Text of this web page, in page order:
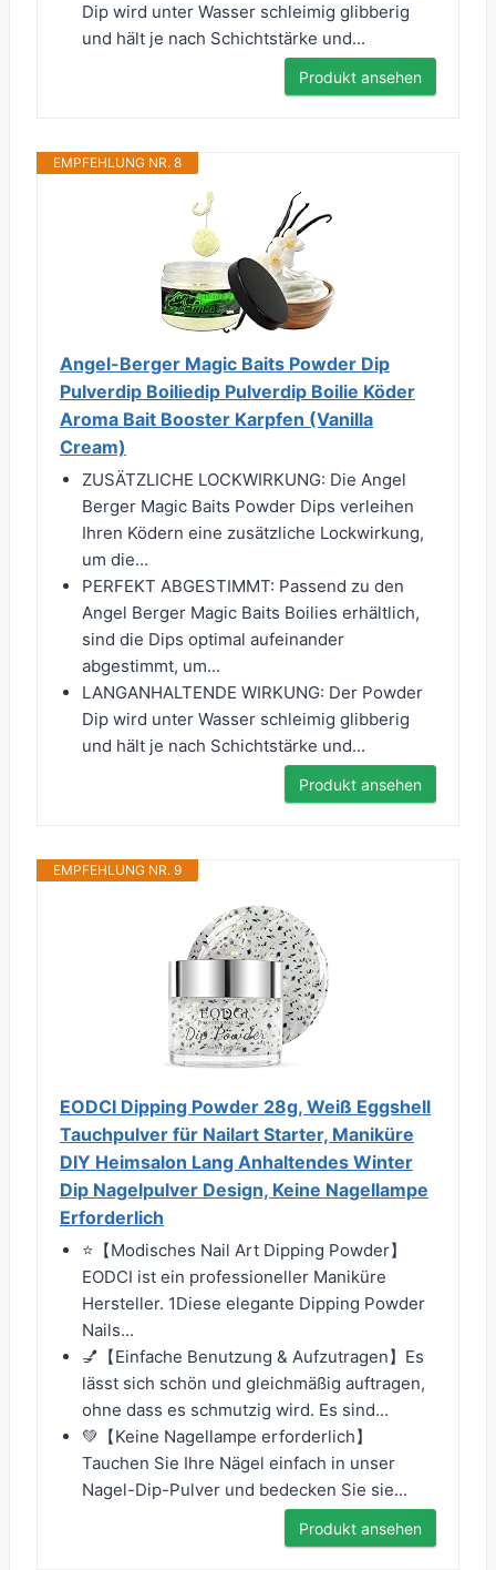
Dip wird unter Wasser schleimig glibberig
und hält je nach Schichtstärke und...
Produkt ansehen
EMPFEHLUNG NR. 8
Angel-Berger Magic Baits Powder Dip
Pulverdip Boiliedip Pulverdip Boilie Köder
Aroma Bait Booster Karpfen (Vanilla
Cream)
ZUSÄTZLICHE LOCKWIRKUNG: Die Angel
Berger Magic Baits Powder Dips verleihen
Ihren Ködern eine zusätzliche Lockwirkung,
um die...
PERFEKT ABGESTIMMT: Passend zu den
Angel Berger Magic Baits Boilies erhältlich,
sind die Dips optimal aufeinander
abgestimmt, um...
LANGANHALTENDE WIRKUNG: Der Powder
Dip wird unter Wasser schleimig glibberig
und hält je nach Schichtstärke und...
Produkt ansehen
EMPFEHLUNG NR. 9
EODCI Dipping Powder 28g, Weiß Eggshell
Tauchpulver für Nailart Starter, Maniküre
DIY Heimsalon Lang Anhaltendes Winter
Dip Nagelpulver Design, Keine Nagellampe
Erforderlich
⭐【Modisches Nail Art Dipping Powder】
EODCI ist ein professioneller Maniküre
Hersteller. 1Diese elegante Dipping Powder
Nails...
💅【Einfache Benutzung & Aufzutragen】Es
lässt sich schön und gleichmäßig auftragen,
ohne dass es schmutzig wird. Es sind...
💚【Keine Nagellampe erforderlich】
Tauchen Sie Ihre Nägel einfach in unser
Nagel-Dip-Pulver und bedecken Sie sie...
Produkt ansehen